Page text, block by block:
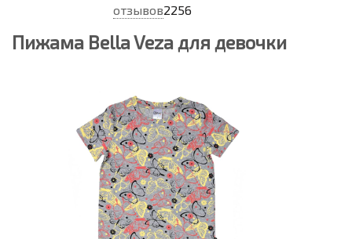
отзывов2256
Пижама Bella Veza для девочки